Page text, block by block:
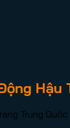
Hậu
Trung